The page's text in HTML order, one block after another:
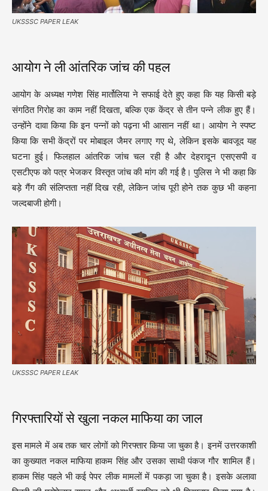
UKSSSC PAPER LEAK
आयोग ने ली आंतरिक जांच की पहल
आयोग के अध्यक्ष गणेश सिंह मार्तोलिया ने सफाई देते हुए कहा कि यह किसी बड़े
संगठित गिरोह का काम नहीं दिखता, बल्कि एक केंद्र से तीन पन्ने लीक हुए हैं।
उन्होंने दावा किया कि इन पन्नों को पढ़ना भी आसान नहीं था। आयोग ने स्पष्ट
किया कि सभी केंद्रों पर मोबाइल जैमर लगाए गए थे, लेकिन इसके बावजूद यह
घटना हुई। फिलहाल आंतरिक जांच चल रही है और देहरादून एसएसपी व
एसटीएफ को पत्र भेजकर विस्तृत जांच की मांग की गई है। पुलिस ने भी कहा कि
बड़े गैंग की संलिप्तता नहीं दिख रही, लेकिन जांच पूरी होने तक कुछ भी कहना
जल्दबाजी होगी।
UKSSSC PAPER LEAK
गिरफ्तारियों से खुला नकल माफिया का जाल
इस मामले में अब तक चार लोगों को गिरफ्तार किया जा चुका है। इनमें उत्तरकाशी
का कुख्यात नकल माफिया हाकम सिंह और उसका साथी पंकज गौर शामिल हैं।
हाकम सिंह पहले भी कई पेपर लीक मामलों में पकड़ा जा चुका है। इसके अलावा